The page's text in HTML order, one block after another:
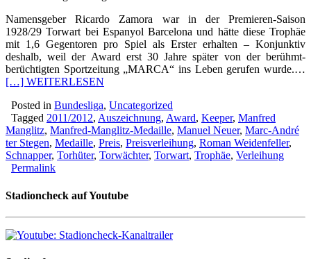
Namensgeber Ricardo Zamora war in der Premieren-Saison
1928/29 Torwart bei Espanyol Barcelona und hätte diese Trophäe
mit 1,6 Gegentoren pro Spiel als Erster erhalten – Konjunktiv
deshalb, weil der Award erst 30 Jahre später von der berühmt-
berüchtigten Sportzeitung „MARCA“ ins Leben gerufen wurde.…
[…] WEITERLESEN
Posted in Bundesliga, Uncategorized
Tagged 2011/2012, Auszeichnung, Award, Keeper, Manfred
Manglitz, Manfred-Manglitz-Medaille, Manuel Neuer, Marc-André
ter Stegen, Medaille, Preis, Preisverleihung, Roman Weidenfeller,
Schnapper, Torhüter, Torwächter, Torwart, Trophäe, Verleihung
Permalink
Stadioncheck auf Youtube